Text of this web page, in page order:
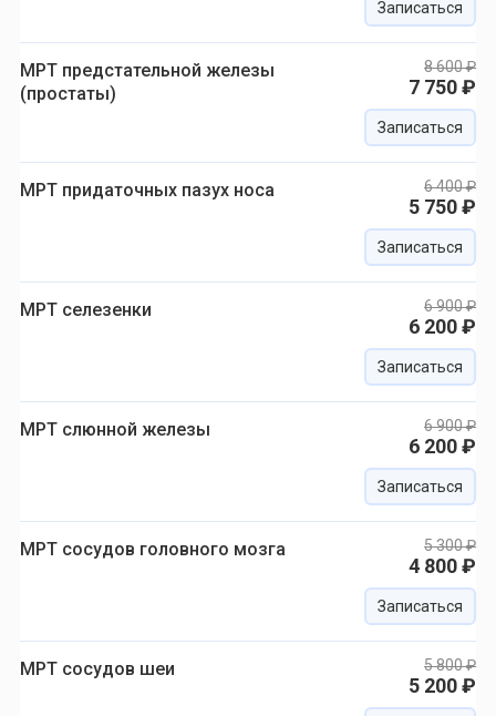
Записаться
МРТ предстательной железы
(простаты)
8 600 ₽
7 750 ₽
Записаться
МРТ придаточных пазух носа 6 400 ₽
5 750 ₽
Записаться
МРТ селезенки 6 900 ₽
6 200 ₽
Записаться
МРТ слюнной железы 6 900 ₽
6 200 ₽
Записаться
МРТ сосудов головного мозга 5 300 ₽
4 800 ₽
Записаться
МРТ сосудов шеи 5 800 ₽
5 200 ₽